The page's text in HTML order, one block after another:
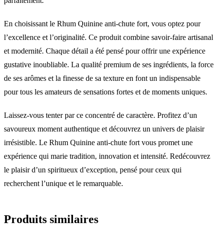
En choisissant le Rhum Quinine anti-chute fort, vous optez pour
l’excellence et l’originalité. Ce produit combine savoir-faire artisanal
et modernité. Chaque détail a été pensé pour offrir une expérience
gustative inoubliable. La qualité premium de ses ingrédients, la force
de ses arômes et la finesse de sa texture en font un indispensable
pour tous les amateurs de sensations fortes et de moments uniques.
Laissez-vous tenter par ce concentré de caractère. Profitez d’un
savoureux moment authentique et découvrez un univers de plaisir
irrésistible. Le Rhum Quinine anti-chute fort vous promet une
expérience qui marie tradition, innovation et intensité. Redécouvrez
le plaisir d’un spiritueux d’exception, pensé pour ceux qui
recherchent l’unique et le remarquable.
Produits similaires